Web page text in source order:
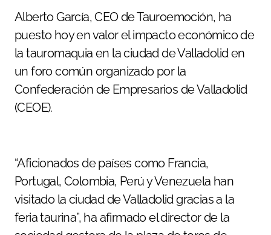
Alberto García, CEO de Tauroemoción, ha
puesto hoy en valor el impacto económico de
la tauromaquia en la ciudad de Valladolid en
un foro común organizado por la
Confederación de Empresarios de Valladolid
(CEOE).
“Aficionados de países como Francia,
Portugal, Colombia, Perú y Venezuela han
visitado la ciudad de Valladolid gracias a la
feria taurina”, ha afirmado el director de la